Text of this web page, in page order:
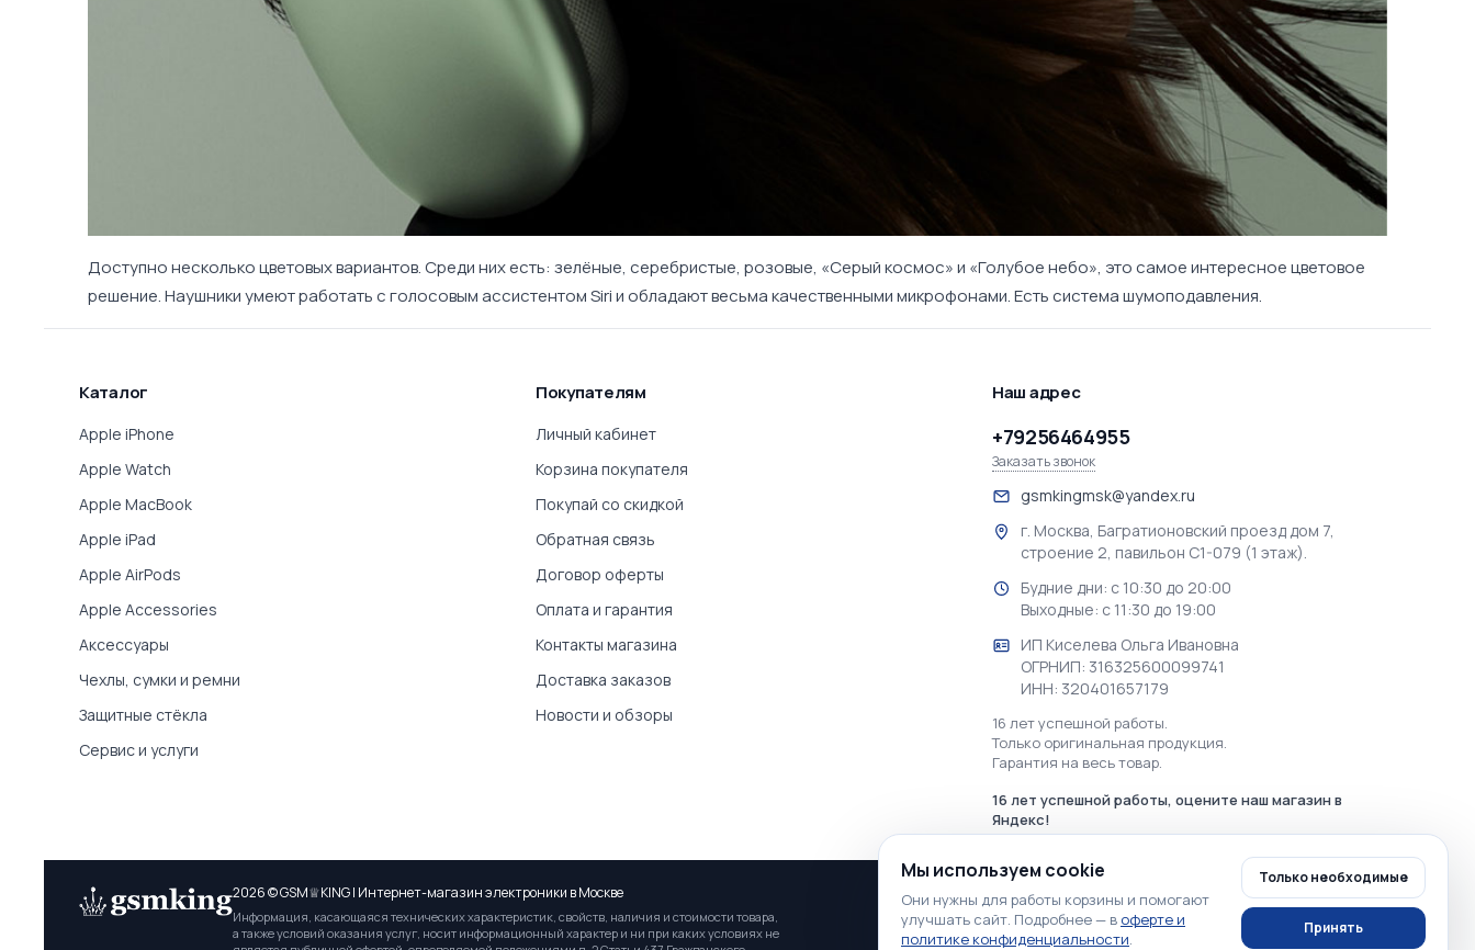
Доступно несколько цветовых вариантов. Среди них есть: зелёные, серебристые, розовые, «Серый космос» и «Голубое небо», это самое интересное цветовое
решение. Наушники умеют работать с голосовым ассистентомSiriи обладают весьма качественными микрофонами. Есть система шумоподавления.
Каталог
Apple iPhone
Apple Watch
Apple MacBook
Apple iPad
Apple AirPods
Apple Accessories
Аксессуары
Чехлы, сумки и ремни
Защитные стёкла
Сервис и услуги
Покупателям
Личный кабинет
Корзина покупателя
Покупай со скидкой
Обратная связь
Договор оферты
Оплата и гарантия
Контакты магазина
Доставка заказов
Новости и обзоры
Наш адрес
+79256464955
Заказать звонок
gsmkingmsk@yandex.ru
г. Москва, Багратионовский проезд дом 7,
строение 2, павильон С1-079 (1 этаж).
Будние дни: с 10:30 до 20:00
Выходные: с 11:30 до 19:00
ИП Киселева Ольга Ивановна
ОГРНИП: 316325600099741
ИНН: 320401657179
16 лет успешной работы.
Только оригинальная продукция.
Гарантия на весь товар.
16 лет успешной работы, оцените наш магазин в
Яндекс!
2026 © GSM♕KING | Интернет-магазин электроники в Москве
Информация, касающаяся технических характеристик, свойств, наличия и стоимости товара,
а также условий оказания услуг, носит информационный характер и ни при каких условиях не
Мы используем cookie
Они нужны для работы корзины и помогают
улучшать сайт. Подробнее — в оферте и
политике конфиденциальности.
Только необходимые
Принять